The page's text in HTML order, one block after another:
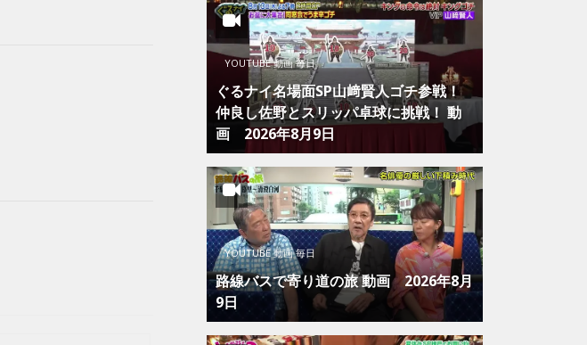
YOUTUBE 動画 毎日
ぐるナイ名場面SP山﨑賢人ゴチ参戦！
仲良し佐野とスリッパ卓球に挑戦！ 動
画 2026年8月9日
YOUTUBE 動画 毎日
路線バスで寄り道の旅 動画 2026年8月
9日